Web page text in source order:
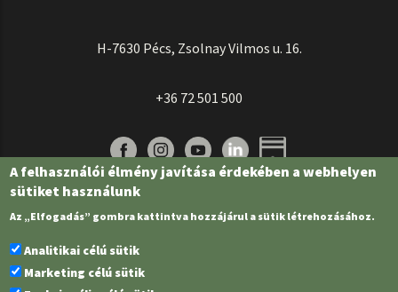
H-7630 Pécs, Zsolnay Vilmos u. 16.
+36 72 501 500
A felhasználói élmény javítása érdekében a webhelyen
sütiket használunk
Az „Elfogadás” gombra kattintva hozzájárul a sütik létrehozásához.
Analitikai célú sütik
Marketing célú sütik